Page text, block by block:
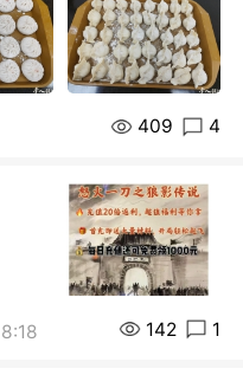
409 4
142 1